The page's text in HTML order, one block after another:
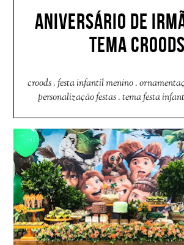
ANIVERSÁRIO DE
TEMA CROODS
croods.festa infantil menino.
personalização festas.tema festa